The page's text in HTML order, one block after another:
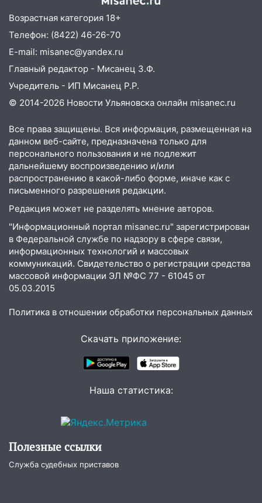
Ураган оторвал светофор на
проспекте Филатова в Ульяновске
13:12
Дерево пробило крышу дома на
Новгородской в Ульяновске и рухнуло
на электрощит
13:10 В Заволжском районе дерево
упало во дворе
13:08
Ураган ударил по Ульяновску:
сорванные крыши, поваленные деревья,
затопленные улицы и остановившиеся
трамваи
12:17 Ульяновск накрыл крупный град:
после ливня город снова уходит под
воду
12:12 Прокуратура взяла на контроль
ДТП с шестилетним ребёнком на улице
Федерации
12:01
Пьяная женщина сбила
шестилетнего ребёнка на улице
мужчину, пропавшего ещё 19 июля
От мотофристайла до прогулки с
хаски: куда сходить в Ульяновской
области 8–9 августа
«Нефтяной топливной компании» будут
налогов
09:28 Дети на дорогах: пострадали
Возрастная категория 18+
Телефон: (8422) 46-26-70
E-mail: misanec@yandex.ru
Главный редактор - Мисанец З.Ф.
Учредитель - ИП Мисанец Р.Р.
© 2014-2026 Новости Ульяновска онлайн misanec.ru
Все права защищены. Вся информация, размещенная на
данном веб-сайте, предназначена только для
персонального пользования и не подлежит
дальнейшему воспроизведению и/или
распространению в какой-либо форме, иначе как с
письменного разрешения редакции.
Редакция может не разделять мнение авторов.
"Информационный портал misanec.ru" зарегистрирован
в Федеральной службе по надзору в сфере связи,
информационных технологий и массовых
коммуникаций. Свидетельство о регистрации средства
массовой информации ЭЛ №ФС 77 - 61045 от
05.03.2015
Политика в отношении обработки персональных данных
Скачать приложение:
Наша статистика:
Полезные ссылки
Служба судебных приставов